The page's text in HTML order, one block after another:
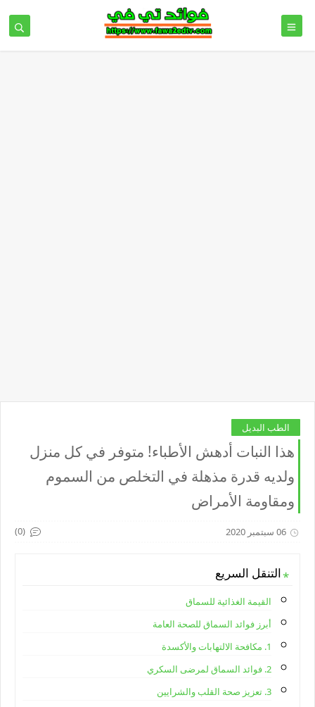
الطب البديل
هذا النبات أدهش الأطباء! متوفر في كل منزل
ولديه قدرة مذهلة في التخلص من السموم
ومقاومة الأمراض
06 سبتمبر 2020 (0)
التنقل السريع
القيمة الغذائية للسماق
أبرز فوائد السماق للصحة العامة
1. مكافحة الالتهابات والأكسدة
2. فوائد السماق لمرضى السكري
3. تعزيز صحة القلب والشرايين